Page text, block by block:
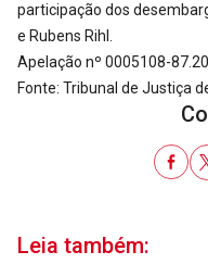
participação dos
e Rubens Rihl.
Apelação nº 0005108-
Fonte: Tribunal de Justiça
Leia também: